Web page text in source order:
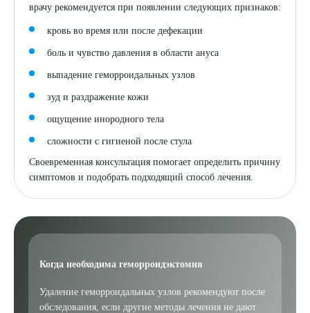
врачу рекомендуется при появлении следующих признаков:
кровь во время или после дефекации
боль и чувство давления в области ануса
выпадение геморроидальных узлов
зуд и раздражение кожи
ощущение инородного тела
сложности с гигиеной после стула
Своевременная консультация помогает определить причину
симптомов и подобрать подходящий способ лечения.
Когда необходима геморроидэктомия
Удаление геморроидальных узлов рекомендуют после
обследования, если другие методы лечения не дают